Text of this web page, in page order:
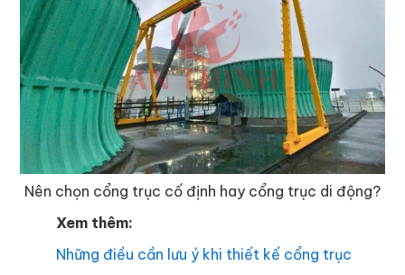
Nên chọn cổng trục cố định hay cổng trục di động?
Xem thêm:
Những điều cần lưu ý khi thiết kế cổng trục